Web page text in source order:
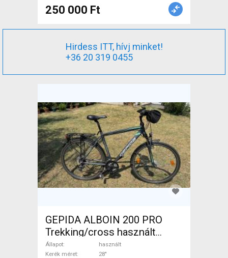
250 000 Ft
Hirdess ITT, hívj minket!
+36 20 319 0455
GEPIDA ALBOIN 200 PRO
Trekking/cross használt
ELADÓ
Állapot
használt
Kerék méret
28"